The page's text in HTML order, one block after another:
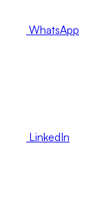
WhatsApp
LinkedIn